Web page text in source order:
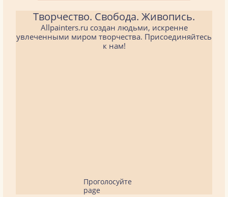
Творчество. Свобода. Живопись.
Allpainters.ru создан людьми, искренне
увлеченными миром творчества. Присоединяйтесь
к нам!
Проголосуйте
page